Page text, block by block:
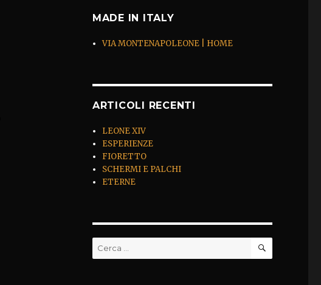
MADE IN ITALY
VIA MONTENAPOLEONE | HOME
ARTICOLI RECENTI
LEONE XIV
ESPERIENZE
FIORETTO
SCHERMI E PALCHI
ETERNE
Cerca: CERCA